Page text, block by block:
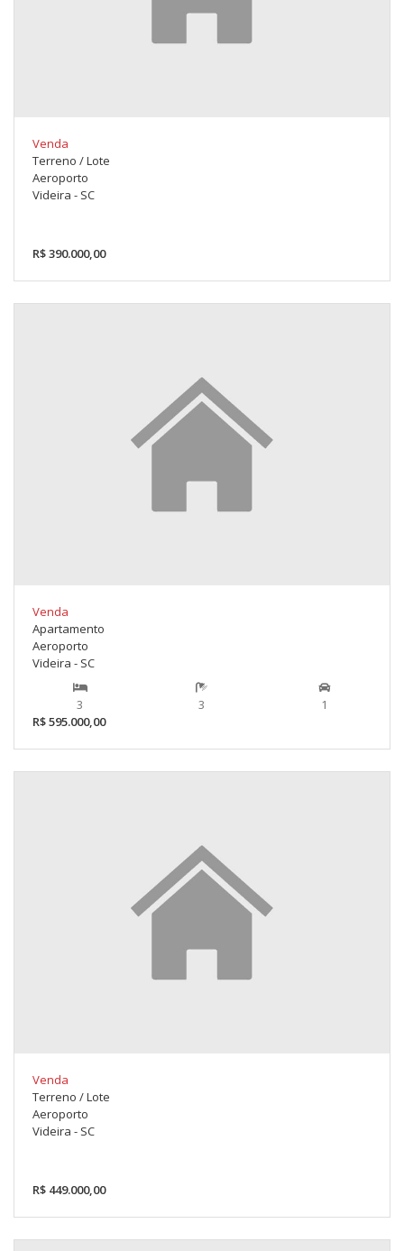
Venda
Terreno / Lote
Aeroporto
Videira - SC
R$ 390.000,00
Venda
Apartamento
Aeroporto
Videira - SC
3 3
1
R$ 595.000,00
Venda
Terreno / Lote
Aeroporto
Videira - SC
R$ 449.000,00